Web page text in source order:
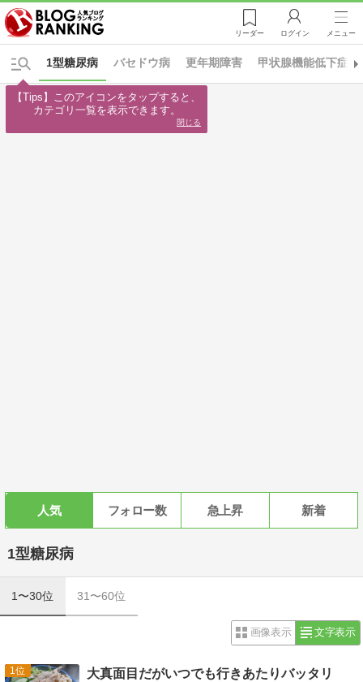
リーダー ログイン メニュー
1型糖尿病 バセドウ病 更年期障害 甲状腺機能低下症
人気 フォロー数 急上昇 新着
1型糖尿病
1〜30位 31〜60位
画像表示 文字表示
1 大真面目だがいつでも行きあたりバッタリ
【Tips】このアイコンをタップすると、
カテゴリ一覧を表示できます。
閉じる